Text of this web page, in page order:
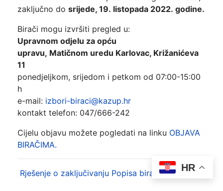
HR
zaključno do srijede, 19. listopada 2022. godine.
Birači mogu izvršiti pregled u:
Upravnom odjelu za opću
upravu, Matičnom uredu Karlovac, Križanićeva
11
ponedjeljkom, srijedom i petkom od 07:00-15:00
h
e-mail: izbori-biraci@kazup.hr
kontakt telefon: 047/666-242
Cijelu objavu možete pogledati na linku OBJAVA
BIRAČIMA.
Rješenje o zaključivanju Popisa birača